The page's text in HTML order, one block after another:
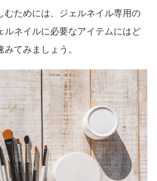
むためには、ジェルネイル専用の
ルネイルに必要なアイテムにはど
てみましょう。